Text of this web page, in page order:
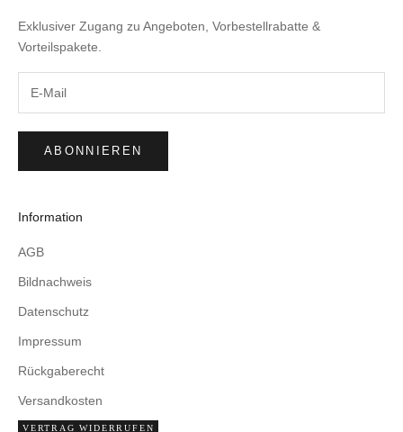
Exklusiver Zugang zu Angeboten, Vorbestellrabatte &
Vorteilspakete.
ABONNIEREN
Information
AGB
Bildnachweis
Datenschutz
Impressum
Rückgaberecht
Versandkosten
VERTRAG WIDERRUFEN